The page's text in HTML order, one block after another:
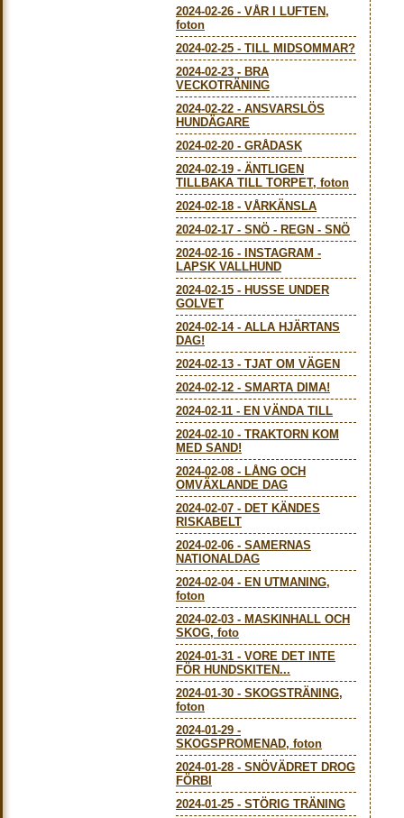
2024-02-26 - VÅR I LUFTEN,
foton
2024-02-25 - TILL MIDSOMMAR?
2024-02-23 - BRA
VECKOTRÄNING
2024-02-22 - ANSVARSLÖS
HUNDÄGARE
2024-02-20 - GRÅDASK
2024-02-19 - ÄNTLIGEN
TILLBAKA TILL TORPET, foton
2024-02-18 - VÅRKÄNSLA
2024-02-17 - SNÖ - REGN - SNÖ
2024-02-16 -
INSTAGRAM -
LAPSK VALLHUND
2024-02-15 - HUSSE UNDER
GOLVET
2024-02-14- ALLA HJÄRTANS
DAG!
2024-02-13 - TJAT OM VÄGEN
2024-02-12 - SMARTA DIMA!
2024-02-11 - EN VÄNDA TILL
2024-02-10 - TRAKTORN KOM
MED SAND!
2024-02-08 - LÅNG OCH
OMVÄXLANDE DAG
2024-02-07 - DET KÄNDES
RISKABELT
2024-02-06 - SAMERNAS
NATIONALDAG
2024-02-04- EN UTMANING,
foton
2024-02-03 - MASKINHALL OCH
SKOG, foto
2024-01-31 - VORE DET INTE
FÖR HUNDSKITEN...
2024-01-30 - SKOGSTRÄNING,
foton
2024-01-29 -
SKOGSPROMENAD, foton
2024-01-28 - SNÖVÄDRET DROG
FÖRBI
2024-01-25 - STÖRIG TRÄNING